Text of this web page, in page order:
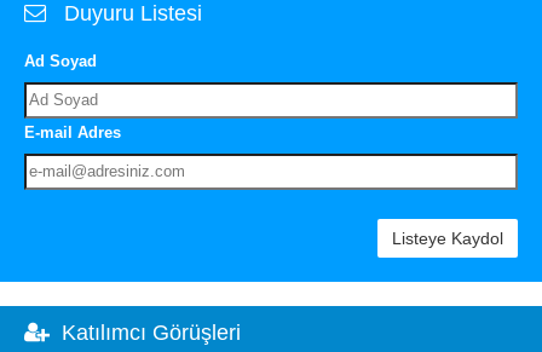
Duyuru Listesi
Ad Soyad
E-mail Adres
Listeye Kaydol
Katılımcı Görüşleri